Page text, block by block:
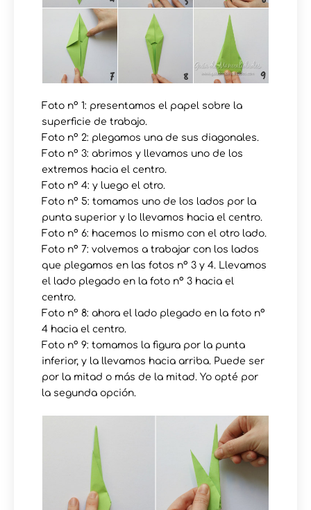
Foto nº 1: presentamos el papel sobre la
superficie de trabajo.
Foto nº 2: plegamos una de sus diagonales.
Foto nº 3: abrimos y llevamos uno de los
extremos hacia el centro.
Foto nº 4: y luego el otro.
Foto nº 5: tomamos uno de los lados por la
punta superior y lo llevamos hacia el centro.
Foto nº 6: hacemos lo mismo con el otro lado.
Foto nº 7: volvemos a trabajar con los lados
que plegamos en las fotos nº 3 y 4. Llevamos
el lado plegado en la foto nº 3 hacia el
centro.
Foto nº 8: ahora el lado plegado en la foto nº
4 hacia el centro.
Foto nº 9: tomamos la figura por la punta
inferior, y la llevamos hacia arriba. Puede ser
por la mitad o más de la mitad. Yo opté por
la segunda opción.